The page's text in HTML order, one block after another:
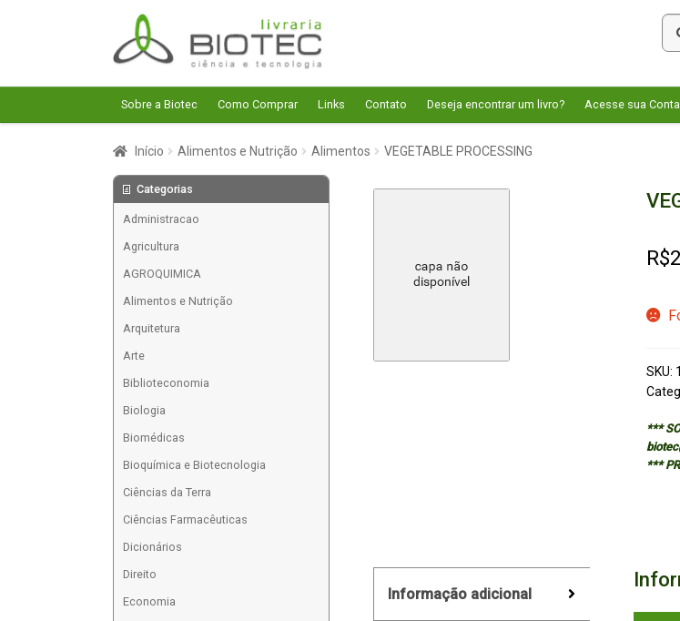
Pular
para
navegação
Pular
para
o
conteúdo
Sobre a Biotec Como Comprar Links Contato Deseja encontrar um livro? Acesse sua Conta
Início Alimentos e Nutrição Alimentos VEGETABLE PROCESSING
R$
SKU:
***
***
Informação adicional
Categorias
Administracao
Agricultura
AGROQUIMICA
Alimentos e Nutrição
Arquitetura
Arte
Biblioteconomia
Biologia
Biomédicas
Bioquímica e Biotecnologia
Ciências da Terra
Ciências Farmacêuticas
Dicionários
Direito
Economia